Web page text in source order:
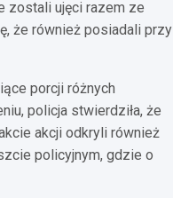
zostali ujęci razem ze
że również posiadali przy
porcji różnych
policja stwierdziła, że
akcji odkryli również
policyjnym, gdzie o